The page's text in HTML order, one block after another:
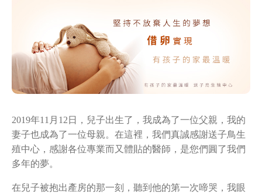
最新消息
關於我們
心情故事
2019年11月12日，兒子出生了，我成為了一位父親，我的
妻子也成為了一位母親。在這裡，我們真誠感謝送子鳥生
殖中心，感謝各位專業而又體貼的醫師，是您們圓了我們
多年的夢。
在兒子被抱出產房的那一刻，聽到他的第一次啼哭，我眼